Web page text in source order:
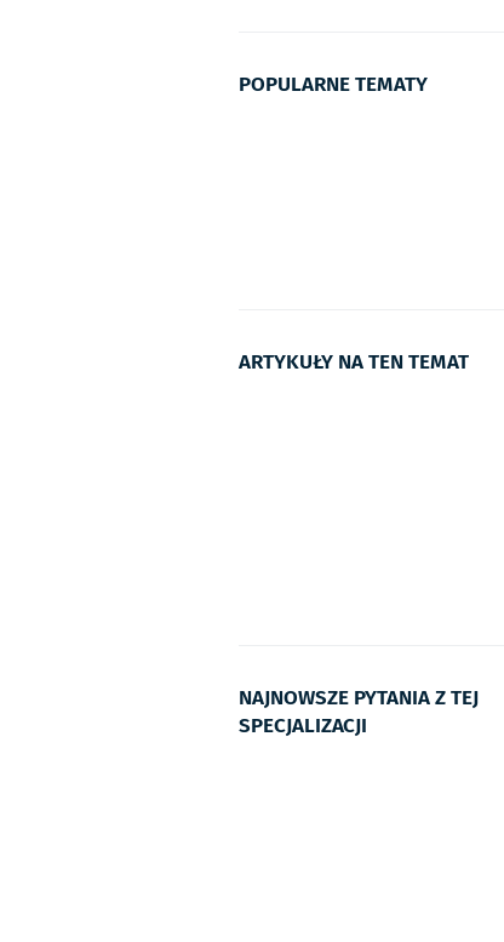
POPULARNE TEMATY
ARTYKUŁY NA TEN TEMAT
NAJNOWSZE PYTANIA Z TEJ
SPECJALIZACJI